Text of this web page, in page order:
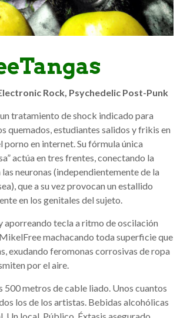
Rock, Psychedelic Post-Punk
tratamiento de shock indicado para
quemados, estudiantes salidos y frikis en
porno en internet. Su fórmula única
actúa en tres frentes, conectando la
neuronas (independientemente de la
que a su vez provocan un estallido
en los genitales del sujeto.
aporreando tecla a ritmo de oscilación
machacando toda superficie que
exudando feromonas corrosivas de ropa
por el aire.
500 metros de cable liado. Unos cuantos
los de los artistas. Bebidas alcohólicas
Un local. Público. Éxtasis asegurado.